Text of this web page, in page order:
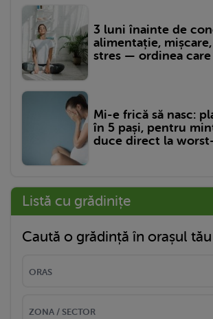
3 luni înainte de
alimentație,
stres — ordinea
Mi-e frică să nasc:
în 5 pași, pentru
duce direct la
Listă cu grădinițe
Caută o grădință în orașul tău